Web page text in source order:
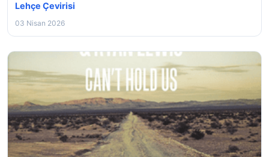
Lehçe Çevirisi
03 Nisan 2026